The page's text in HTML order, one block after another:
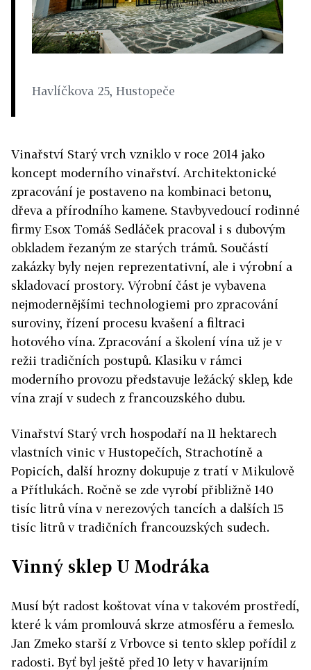
Havlíčkova 25, Hustopeče
Vinařství Starý vrch vzniklo v roce 2014 jako
koncept moderního vinařství. Architektonické
zpracování je postaveno na kombinaci betonu,
dřeva a přírodního kamene. Stavbyvedoucí rodinné
firmy Esox Tomáš Sedláček pracoval i s dubovým
obkladem řezaným ze starých trámů. Součástí
zakázky byly nejen reprezentativní, ale i výrobní a
skladovací prostory. Výrobní část je vybavena
nejmodernějšími technologiemi pro zpracování
suroviny, řízení procesu kvašení a filtraci
hotového vína. Zpracování a školení vína už je v
režii tradičních postupů. Klasiku v rámci
moderního provozu představuje ležácký sklep, kde
vína zrají v sudech z francouzského dubu.
Vinařství Starý vrch hospodaří na 11 hektarech
vlastních vinic v Hustopečích, Strachotíně a
Popicích, další hrozny dokupuje z tratí v Mikulově
a Přítlukách. Ročně se zde vyrobí přibližně 140
tisíc litrů vína v nerezových tancích a dalších 15
tisíc litrů v tradičních francouzských sudech.
Vinný sklep U Modráka
Musí být radost koštovat vína v takovém prostředí,
které k vám promlouvá skrze atmosféru a řemeslo.
Jan Zmeko starší z Vrbovce si tento sklep pořídil z
radosti. Byť byl ještě před 10 lety v havarijním